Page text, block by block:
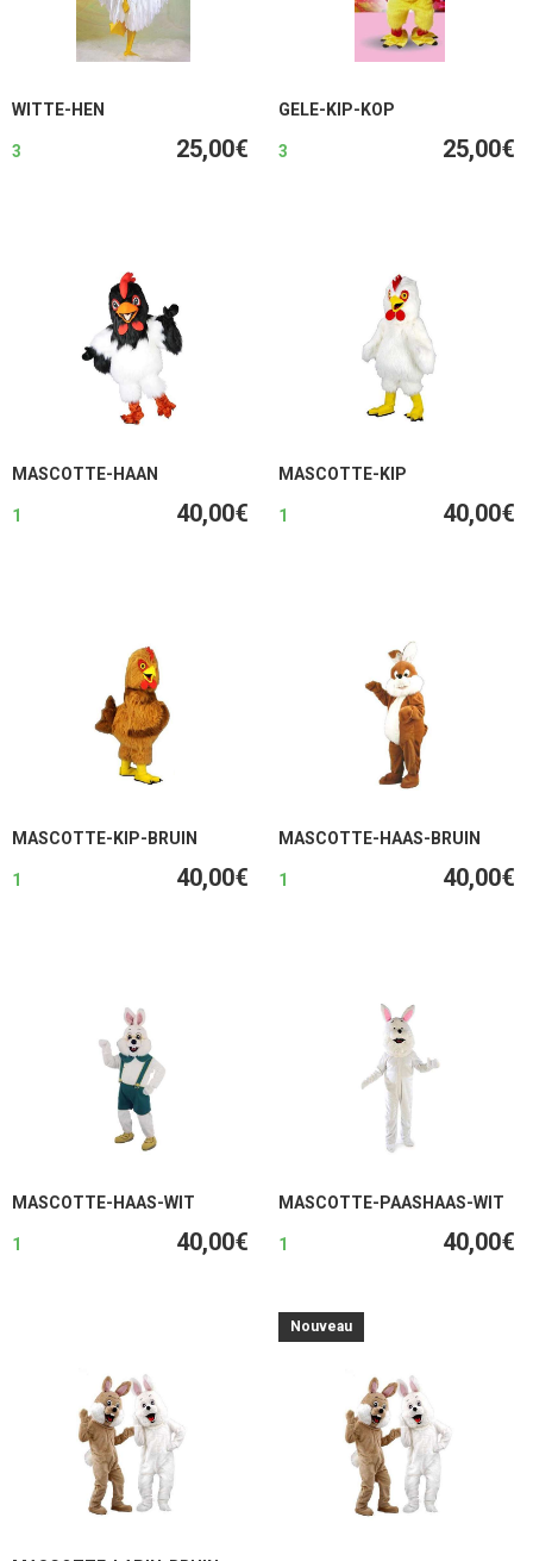
WITTE-HEN
3 25,00€
GELE-KIP-KOP
3 25,00€
MASCOTTE-HAAN
1 40,00€
MASCOTTE-KIP
1 40,00€
MASCOTTE-KIP-BRUIN
1 40,00€
MASCOTTE-HAAS-BRUIN
1 40,00€
MASCOTTE-HAAS-WIT
1 40,00€
MASCOTTE-PAASHAAS-WIT
1 40,00€
Nouveau